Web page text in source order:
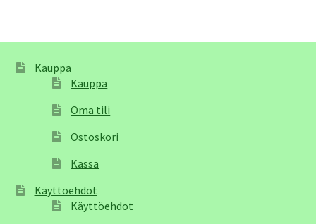
Kauppa
Kauppa
Oma tili
Ostoskori
Kassa
Käyttöehdot
Käyttöehdot